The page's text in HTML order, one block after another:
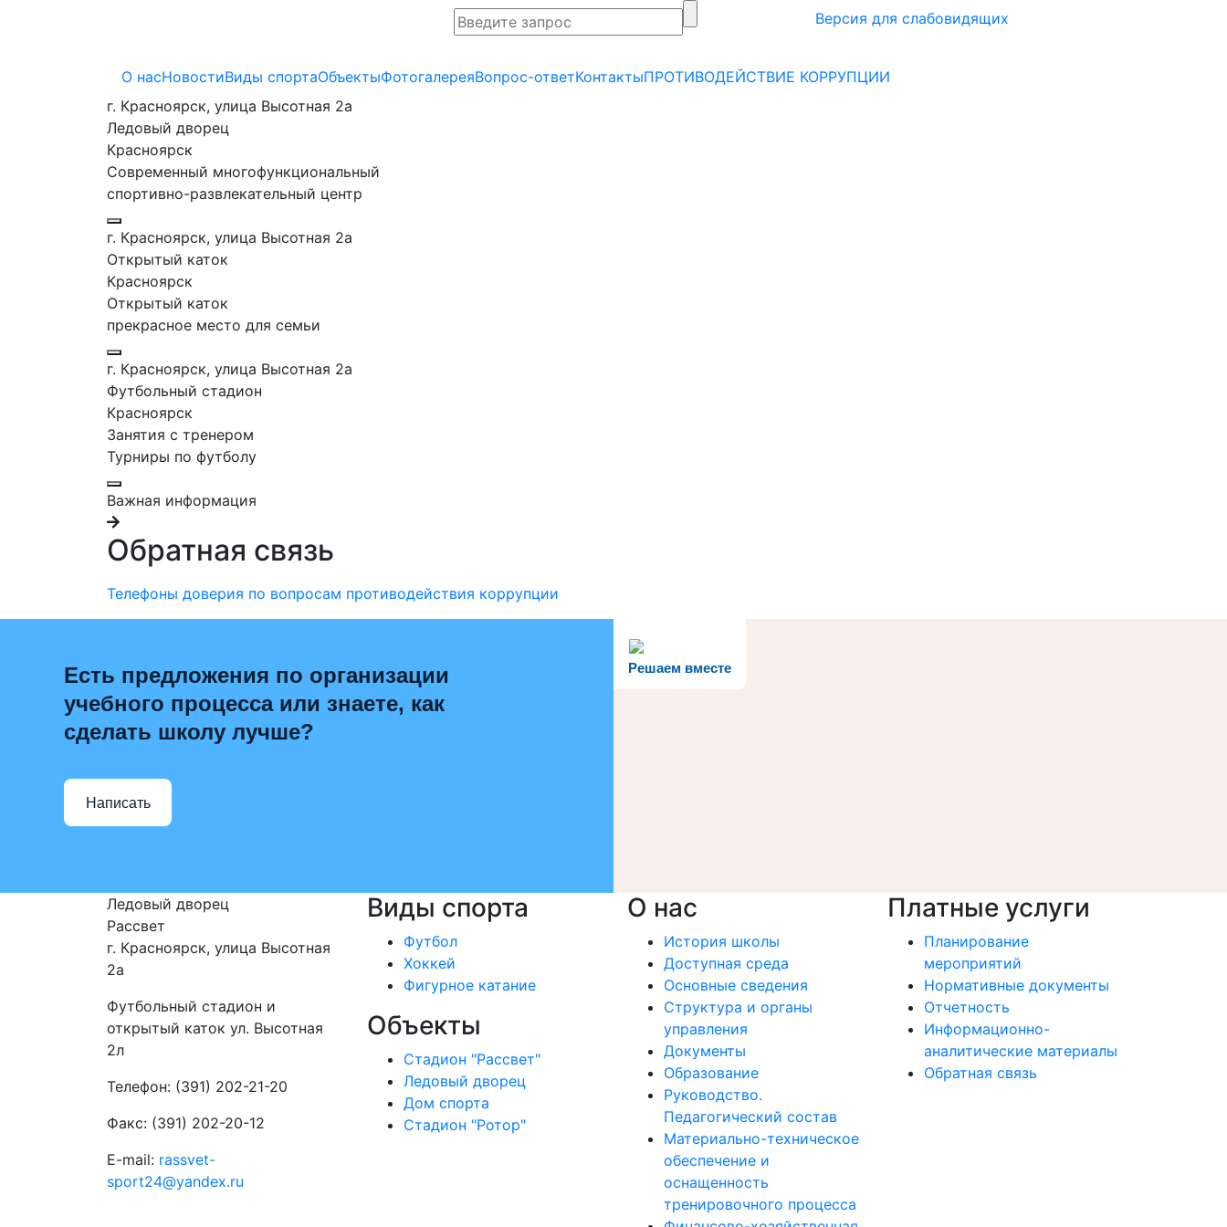
Версия для слабовидящих
О насНовостиВиды спортаОбъектыФотогалереяВопрос-ответКонтактыПРОТИВОДЕЙСТВИЕ КОРРУПЦИИ
г. Красноярск, улица Высотная 2a
Ледовый дворец
Красноярск
Современный многофункциональный
спортивно-развлекательный центр
г. Красноярск, улица Высотная 2a
Открытый каток
Красноярск
Открытый каток
прекрасное место для семьи
г. Красноярск, улица Высотная 2a
Футбольный стадион
Красноярск
Занятия с тренером
Турниры по футболу
Важная информация
Обратная связь
Телефоны доверия по вопросам противодействия коррупции
Решаем вместе
Есть предложения по организации
учебного процесса или знаете, как
сделать школу лучше?
Написать
Ледовый дворец
Рассвет
г. Красноярск, улица Высотная
2a
Футбольный стадион и
открытый каток ул. Высотная
2л
Телефон: (391) 202-21-20
Факс: (391) 202-20-12
E-mail: rassvet-
sport24@yandex.ru
Виды спорта
Футбол
Хоккей
Фигурное катание
Объекты
Стадион "Рассвет"
Ледовый дворец
Дом спорта
Стадион "Ротор"
О нас
История школы
Доступная среда
Основные сведения
Структура и органы
управления
Документы
Образование
Руководство.
Педагогический состав
Материально-техническое
обеспечение и
оснащенность
тренировочного процесса
Платные услуги
Планирование
мероприятий
Нормативные документы
Отчетность
Информационно-
аналитические материалы
Обратная связь